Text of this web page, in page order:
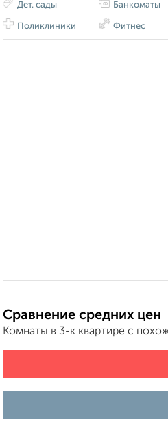
Дет. сады
Поликлиники
Банкоматы
Фитнес
Сравнение средних цен
Комнаты в 3-к квартире с